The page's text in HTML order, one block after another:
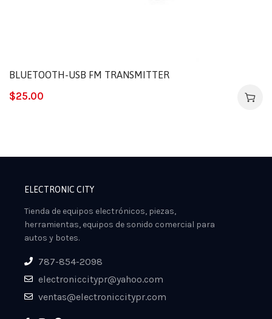
BLUETOOTH-USB FM TRANSMITTER
$25.00
ELECTRONIC CITY
Tienda de equipos electrónicos, piezas,
herramientas, equipos de sonido comercial para
autos y botes.
787-854-2098
electroniccitypr@yahoo.com
ventas@electroniccitypr.com